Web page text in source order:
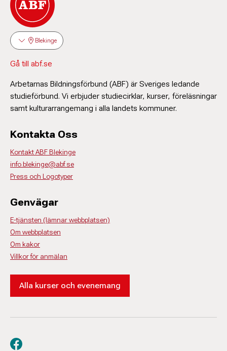
Blekinge
Gå till abf.se
Arbetarnas Bildningsförbund (ABF) är Sveriges ledande
studieförbund. Vi erbjuder studiecirklar, kurser, föreläsningar
samt kulturarrangemang i alla landets kommuner.
Kontakta Oss
Kontakt ABF Blekinge
info.blekinge@abf.se
Press och Logotyper
Genvägar
E-tjänsten (lämnar webbplatsen)
Om webbplatsen
Om kakor
Villkor för anmälan
Alla kurser och evenemang
Besök oss på facebook